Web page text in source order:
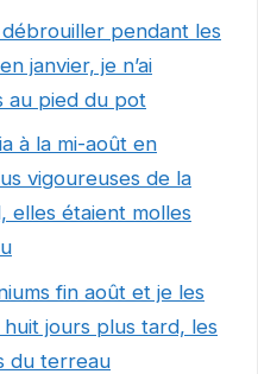
débrouiller pendant les
janvier, je n’ai
au pied du pot
à la mi-août en
vigoureuses de la
elles étaient molles
fin août et je les
jours plus tard, les
du terreau